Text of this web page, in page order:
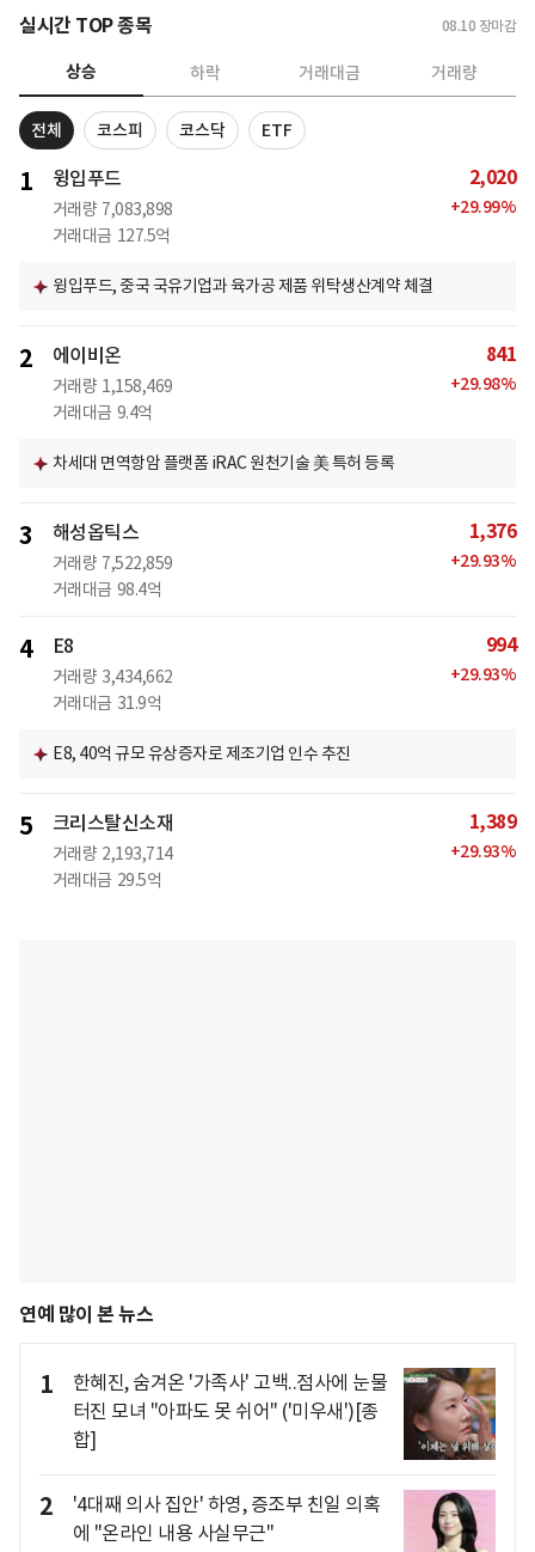
실시간 TOP 종목 08.10 장마감
상승 하락 거래대금 거래량
전체 코스피 코스닥 ETF
1 윙입푸드
거래량 7,083,898
거래대금 127.5억
2,020
+29.99%
윙입푸드, 중국 국유기업과 육가공 제품 위탁생산계약 체결
2 에이비온
거래량 1,158,469
거래대금 9.4억
841
+29.98%
차세대 면역항암 플랫폼 iRAC 원천기술 美 특허 등록
3 해성옵틱스
거래량 7,522,859
거래대금 98.4억
1,376
+29.93%
4 E8
거래량 3,434,662
거래대금 31.9억
994
+29.93%
E8, 40억 규모 유상증자로 제조기업 인수 추진
5 크리스탈신소재
거래량 2,193,714
거래대금 29.5억
1,389
+29.93%
연예 많이 본 뉴스
1
한혜진, 숨겨온 '가족사' 고백..점사에 눈물
터진 모녀 "아파도 못 쉬어" ('미우새')[종
합]
2
'4대째 의사 집안' 하영, 증조부 친일 의혹
에 "온라인 내용 사실무근"